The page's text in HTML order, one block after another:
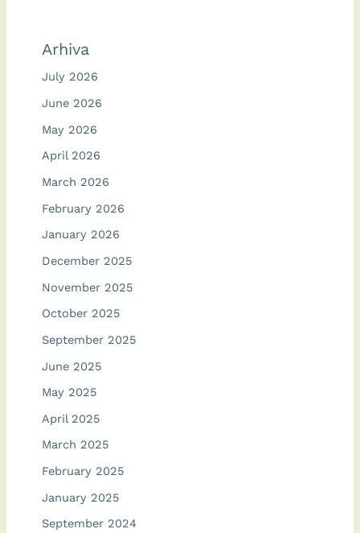
Arhiva
July 2026
June 2026
May 2026
April 2026
March 2026
February 2026
January 2026
December 2025
November 2025
October 2025
September 2025
June 2025
May 2025
April 2025
March 2025
February 2025
January 2025
September 2024